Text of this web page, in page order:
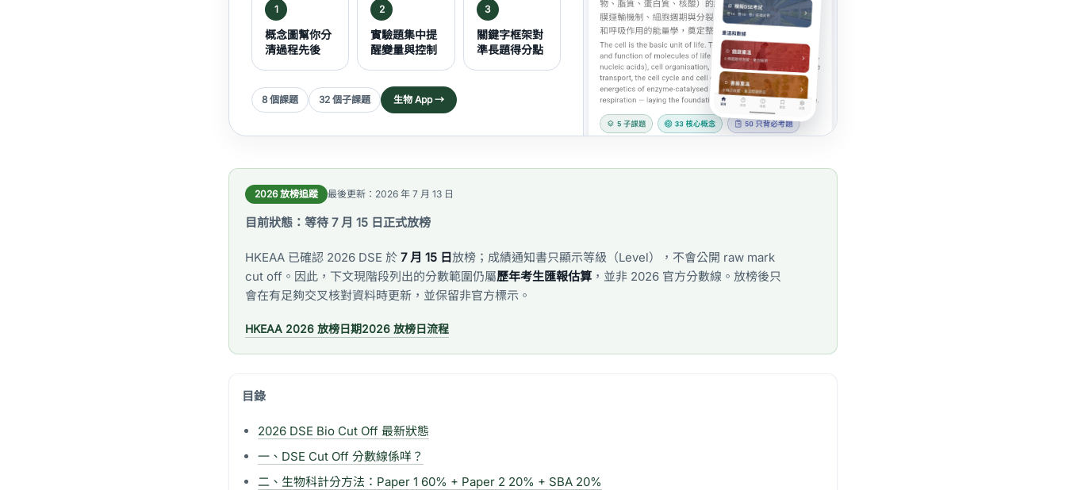
1
概念圖幫你分
清過程先後
2
實驗題集中提
醒變量與控制
3
關鍵字框架對
準長題得分點
8 個課題 32 個子課題 生物 App →
2026 放榜追蹤 最後更新：2026 年 7 月 13 日
目前狀態：等待 7 月 15 日正式放榜
HKEAA 已確認 2026 DSE 於 7 月 15 日放榜；成績通知書只顯示等級（Level），不會公開 raw mark
cut off。因此，下文現階段列出的分數範圍仍屬歷年考生匯報估算 ，並非 2026 官方分數線。放榜後只
會在有足夠交叉核對資料時更新，並保留非官方標示。
HKEAA 2026 放榜日期2026 放榜日流程
目錄
2026 DSE Bio Cut Off 最新狀態
一、DSE Cut Off 分數線係咩？
二、生物科計分方法：Paper 1 60% + Paper 2 20% + SBA 20%